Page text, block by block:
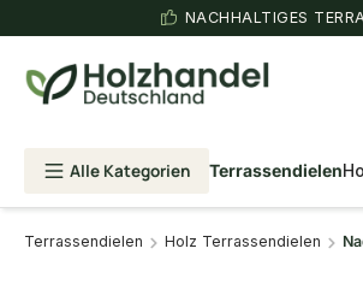
NACHHALTIGES
Alle Kategorien Terrassendielen
Terrassendielen Holz Terrassendielen